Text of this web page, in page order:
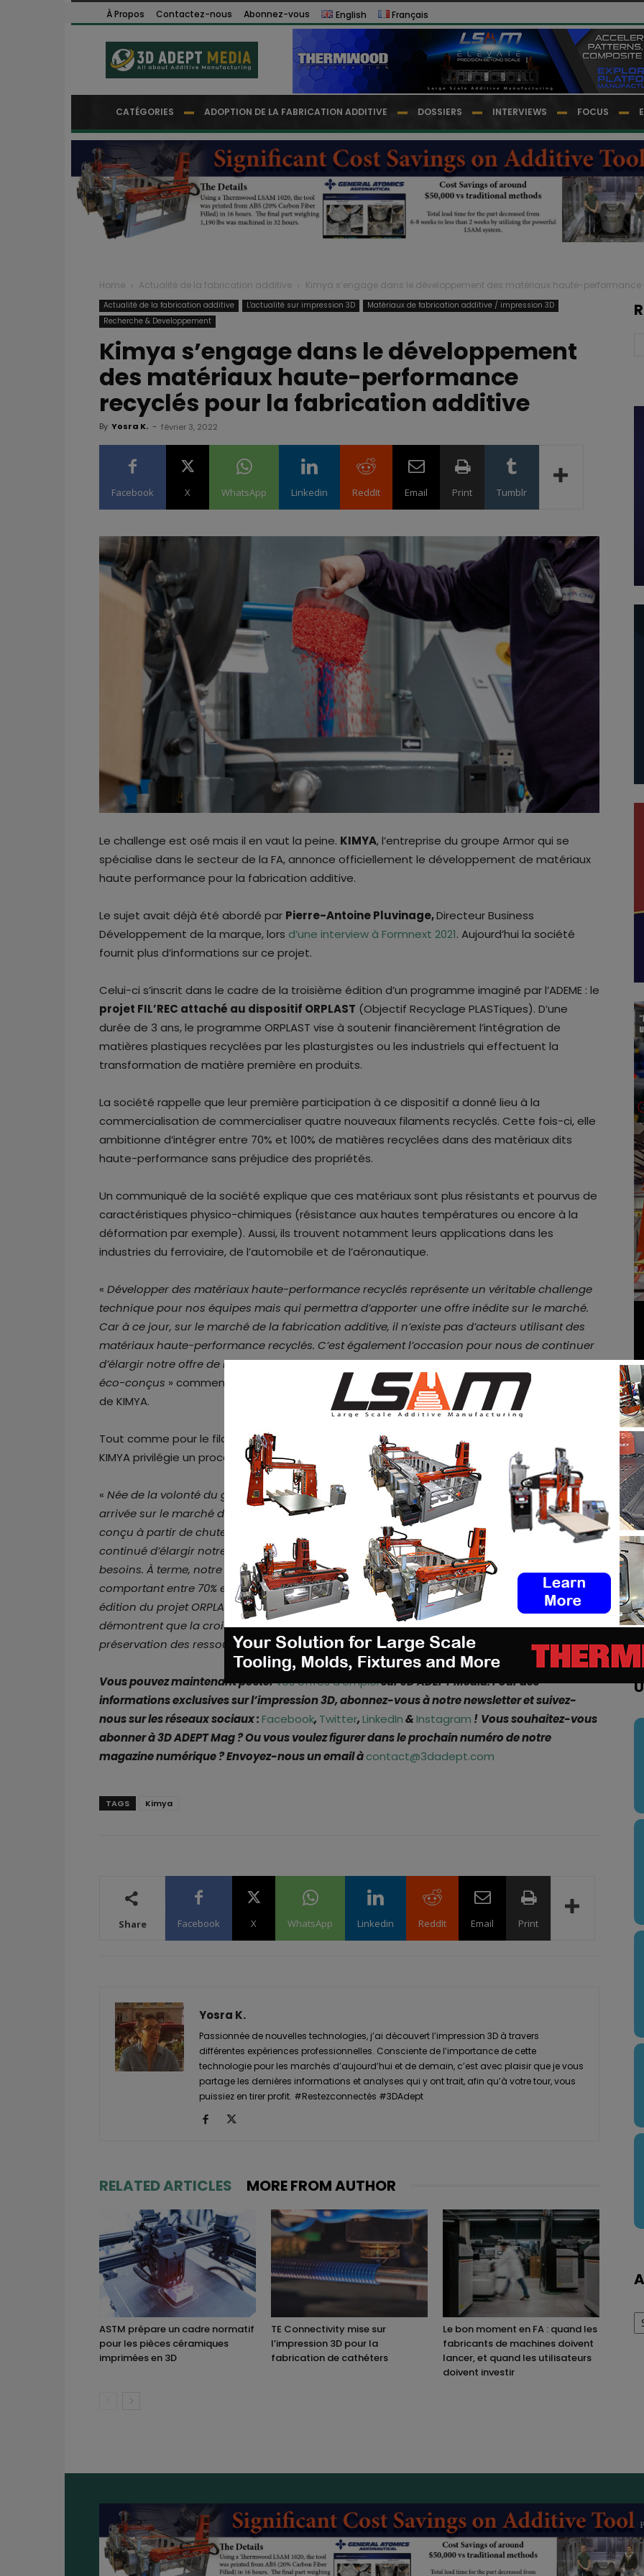
À Propos Contactez-nous Abonnez-vous English Français
CATÉGORIES ADOPTION DE LA FABRICATION ADDITIVE DOSSIERS INTERVIEWS FOCUS
Home Actualité de la fabrication additive Kimya s’engage dans le développement des matériaux haute-
Actualité de la fabrication additive L'actualité sur impression 3D
Matériaux de fabrication additive / impression 3D
Recherche & Developpement
Kimya s’engage dans le développement
des matériaux haute-performance
recyclés pour la fabrication additive
By Yosra K. - février 3, 2022
Facebook X WhatsApp Linkedin ReddIt Email Print Tumblr
Le challenge est osé mais il en vaut la peine. KIMYA, l’entreprise du groupe Armor qui se
spécialise dans le secteur de la FA, annonce officiellement le développement de matériaux
haute performance pour la fabrication additive.
Le sujet avait déjà été abordé par Pierre-Antoine Pluvinage,Directeur Business
Développement de la marque, lors d’une interview à Formnext 2021. Aujourd’hui la société
fournit plus d’informations sur ce projet.
Celui-ci s’inscrit dans le cadre de la troisième édition d’un programme imaginé par l’ADEME : le
projet FIL’REC attaché au dispositif ORPLAST (Objectif Recyclage PLASTiques). D’une
durée de 3 ans, le programme ORPLAST vise à soutenir financièrement l’intégration de
matières plastiques recyclées par les plasturgistes ou les industriels qui effectuent la
transformation de matière première en produits.
La société rappelle que leur première participation à ce dispositif a donné lieu à la
commercialisation de commercialiser quatre nouveaux filaments recyclés. Cette fois-ci, elle
ambitionne d’intégrer entre 70% et 100% de matières recyclées dans des matériaux dits
haute-performance sans préjudice des propriétés.
Un communiqué de la société explique que ces matériaux sont plus résistants et pourvus de
caractéristiques physico-chimiques (résistance aux hautes températures ou encore à la
déformation par exemple). Aussi, ils trouvent notamment leurs applications dans les
industries du ferroviaire, de l’automobile et de l’aéronautique.
« Développer des matériaux haute-performance recyclés représente un véritable challenge
technique pour nos équipes mais qui permettra d’apporter une offre inédite sur le marché.
Car à ce jour, sur le marché de la fabrication additive, il n’existe pas d’acteurs utilisant des
matériaux haute-performance recyclés. C’est également l’occasion pour nous de continuer
d’élargir notre offre de matériaux d’ingénierie et de renforcer notre gamme de filaments
éco-conçus » commente
, responsable R&D, Innovation et Industrialisation
de KIMYA.
Tout comme pour le filamentd’impression 3D PETG recyclé
on peut s’attendre à ce que
KIMYA privilégie un processus de recyclage local effectué dans le cadre de ce projet.
« Née de la volonté du groupe ARMOR de faire des déchets une véritable ressource, KIMYA est
arrivée sur le marché de la fabrication additive en 2016 en proposant un premier filament
conçu à partir de chutes industrielles de packaging alimentaire. Depuis, nous avons
continué d’élargir notre offre de matériaux écoconçus afin de répondre à toujours plus de
besoins. À terme, notre ambition est de proposer une gamme complète de filaments
comportant entre 70% et 100% de matières premières issues du recyclage. Cette troisième
édition du projet ORPLAST est encore une fois un formidable outil pour que les acteurs privés
démontrent que la croissance et l’innovation ne peuvent plus se faire au détriment de la
préservation des ressources» conclutPierre-Antoine Pluvinage.
Vous pouvez maintenant postervos offres d’emploisur 3D ADEPT Media. Pour des
informations exclusives sur l’impression 3D, abonnez-vous à notre newsletter et suivez-
nous sur les réseaux sociaux :Facebook,Twitter,LinkedIn&Instagram ! Vous souhaitez-vous
abonner à 3D ADEPT Mag ? Ou vous voulez figurer dans le prochain numéro de notre
magazine numérique ? Envoyez-nous un email àcontact@3dadept.com
TAGS Kimya
Share Facebook X WhatsApp Linkedin ReddIt Email Print
Yosra K.
Passionnée de nouvelles technologies, j’ai découvert l’impression 3D à travers
différentes expériences professionnelles. Consciente de l’importance de cette
technologie pour les marchés d’aujourd’hui et de demain, c’est avec plaisir que je vous
partage les dernières informations et analyses qui y ont trait, afin qu’à votre tour, vous
puissiez en tirer profit. #Restezconnectés #3DAdept
RELATED ARTICLES MORE FROM AUTHOR
ASTM prépare un cadre normatif
pour les pièces céramiques
imprimées en 3D
TE Connectivity mise sur
l’impression 3D pour la
fabrication de cathéters
Le bon moment en FA : quand les
fabricants de machines doivent
lancer, et quand les utilisateurs
doivent investir